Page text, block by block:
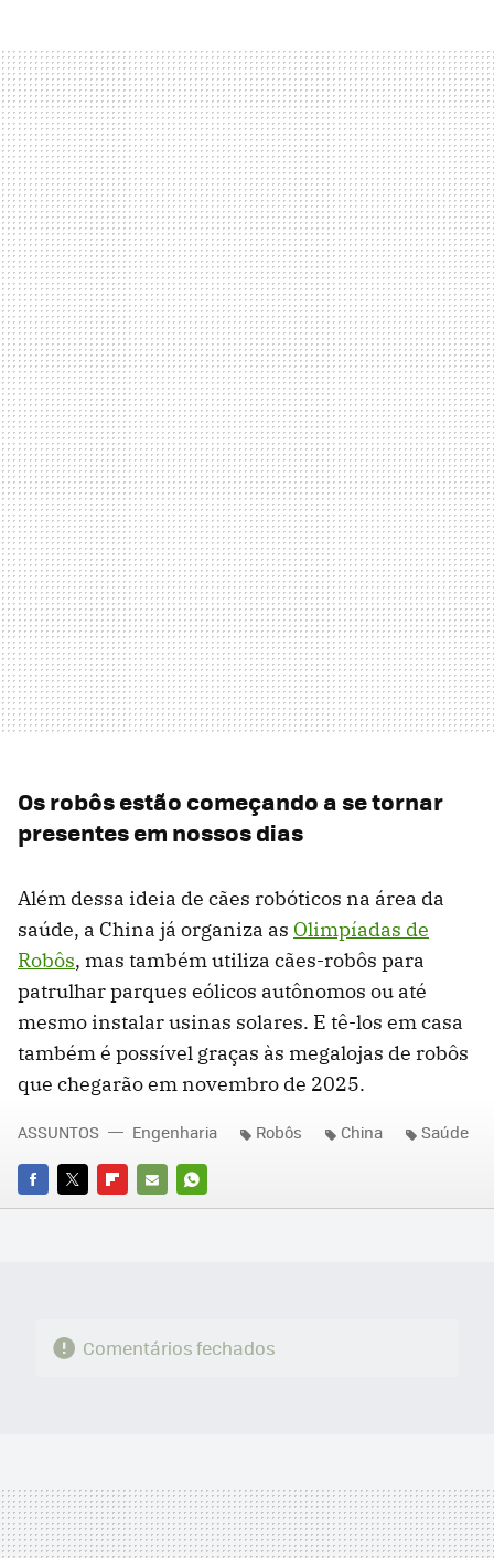
Os robôs estão começando a se tornar
presentes em nossos dias
Além dessa ideia de cães robóticos na área da
saúde, a China já organiza as Olimpíadas de
Robôs, mas também utiliza cães-robôs para
patrulhar parques eólicos autônomos ou até
mesmo instalar usinas solares. E tê-los em casa
também é possível graças às megalojas de robôs
que chegarão em novembro de 2025.
FACEBOOK
TWITTERFLIPBOARD
E-
WHATSAPP
ASSUNTOS Engenharia Robôs China Saúde
Comentários fechados